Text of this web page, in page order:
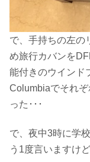
で、手持ちの左の
め旅行カバンを
能付きのウインド
Columbiaでそれ
った･･･
で、夜中3時に学
う1度言いますけど